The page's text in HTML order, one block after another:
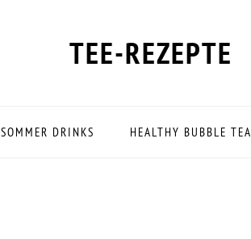
TEE-REZEPTE
SOMMER DRINKS HEALTHY BUBBLE TEA